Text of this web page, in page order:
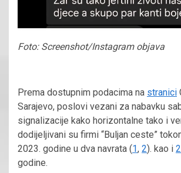
Foto: Screenshot/Instagram objava
Prema dostupnim podacima na stranici
Sarajevo, poslovi vezani za nabavku
signalizacije kako horizontalne tako i
dodijeljivani su firmi “Buljan ceste”
2023. godine u dva navrata (1, 2). kao i
godine.